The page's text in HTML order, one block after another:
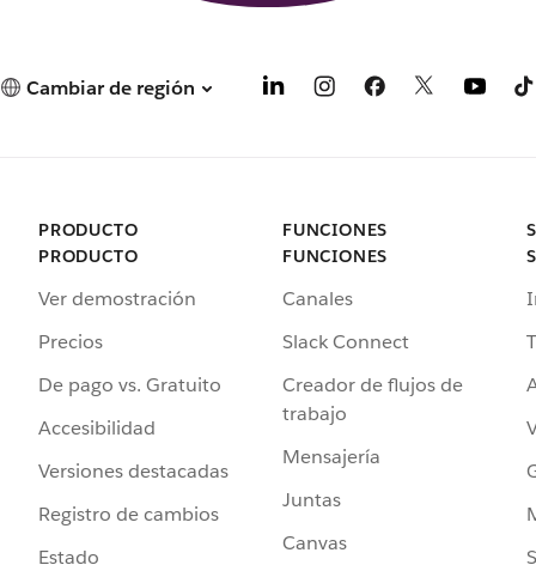
Cambiar de región
PRODUCTO
PRODUCTO
Ver demostración
Precios
De pago vs. Gratuito
Accesibilidad
Versiones destacadas
Registro de cambios
Estado
FUNCIONES
FUNCIONES
Canales
Slack Connect
Creador de flujos de
trabajo
Mensajería
Juntas
Canvas